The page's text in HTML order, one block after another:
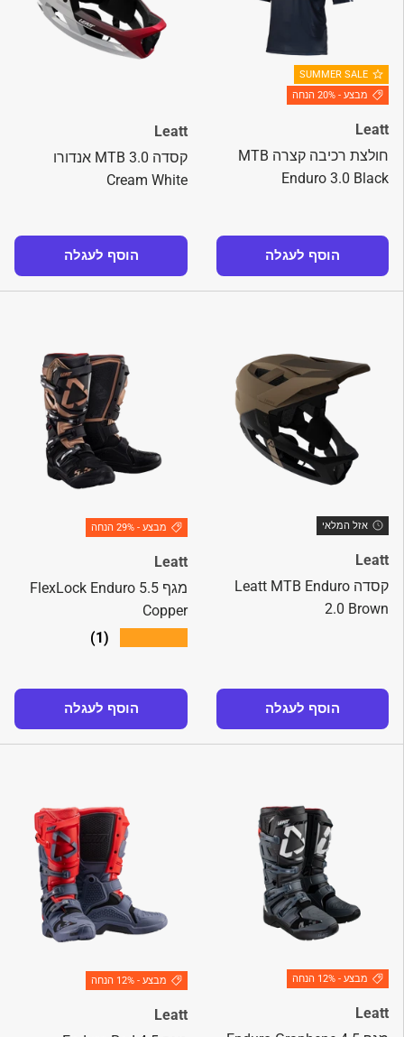
SUMMER SALE
מבצע - 20% הנחה
Leatt
חולצת רכיבה קצרה MTB
Enduro 3.0 Black
הוסף לעגלה
Leatt
קסדה MTB 3.0 אנדורו
Cream White
הוסף לעגלה
אזל המלאי
Leatt
קסדה Leatt MTB Enduro
2.0 Brown
הוסף לעגלה
מבצע - 29% הנחה
Leatt
מגף 5.5 FlexLock Enduro
Copper
(1)
הוסף לעגלה
מבצע - 12% הנחה
Leatt
מבצע - 12% הנחה
Leatt